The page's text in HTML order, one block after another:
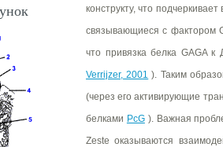
конструкту, что
связывающиеся с фактором
что привязка белка GAGA
Verrijzer, 2001 ). Таким
(через его активирующие
белками PcG). Важная
Zeste оказываются